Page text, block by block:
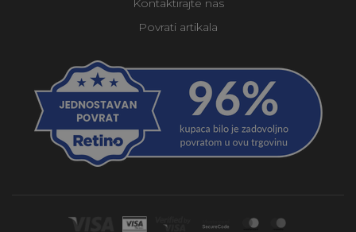
Kontaktirajte nas
Povrati artikala